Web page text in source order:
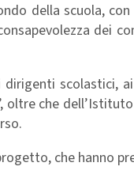
della scuola,
dei
scolastici,
oltre che
che hanno